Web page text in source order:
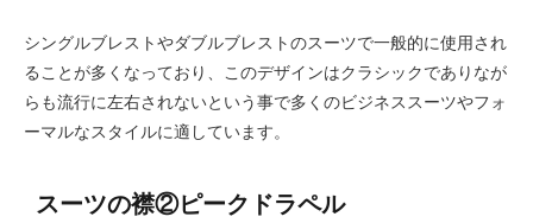
シングルブレストやダブルブレストのスーツで一般的に使用され
ることが多くなっており、このデザインはクラシックでありなが
らも流行に左右されないという事で多くのビジネススーツやフォ
ーマルなスタイルに適しています。
スーツの襟②ピークドラペル